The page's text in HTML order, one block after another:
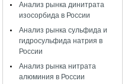
Анализ рынка динитрата
изосорбида в России
Анализ рынка сульфида и
гидросульфида натрия в
России
Анализ рынка нитрата
алюминия в России